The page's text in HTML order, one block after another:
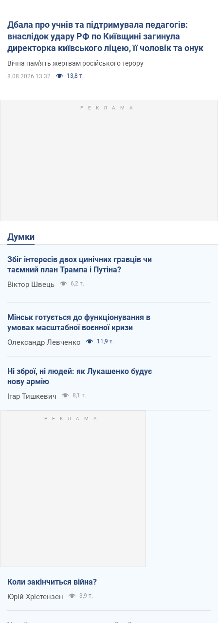
Дбала про учнів та підтримувала педагогів:
внаслідок удару РФ по Київщині загинула
директорка київського ліцею, її чоловік та онук
Вічна пам'ять жертвам російського терору
8.08.2026 13:32 13,8 т.
Думки
Збіг інтересів двох цинічних гравців чи
таємний план Трампа і Путіна?
Віктор Швець 6,2 т.
Мінськ готується до функціонування в
умовах масштабної воєнної кризи
Олександр Левченко 11,9 т.
Ні зброї, ні людей: як Лукашенко будує
нову армію
Ігар Тишкевич 8,1 т.
Коли закінчиться війна?
Юрій Хрістензен 3,9 т.